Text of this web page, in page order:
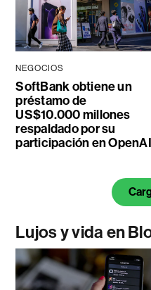
NEGOCIOS
SoftBank obtiene un
préstamo de
US$10.000 millones
respaldado por su
participación en OpenAI
Lujos y vida en